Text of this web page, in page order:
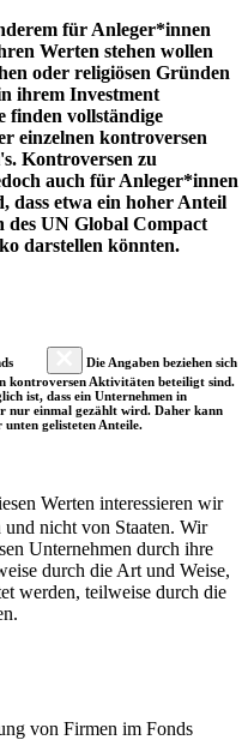
für Anleger*innen
Werten stehen wollen
oder religiösen Gründen
ihrem Investment
finden vollständige
einzelnen kontroversen
Kontroversen zu
auch für Anleger*innen
dass etwa ein hoher Anteil
des UN Global Compact
darstellen könnten.
Die Angaben beziehen sich
kontroversen Aktivitäten beteiligt sind.
ist, dass ein Unternehmen in
nur einmal gezählt wird. Daher kann
unten gelisteten Anteile.
Werten interessieren wir
nicht von Staaten. Wir
Unternehmen durch ihre
durch die Art und Weise,
werden, teilweise durch die
von Firmen im Fonds